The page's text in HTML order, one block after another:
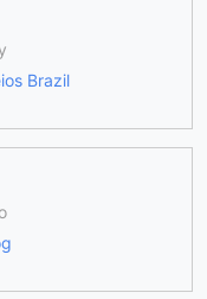
Brazil